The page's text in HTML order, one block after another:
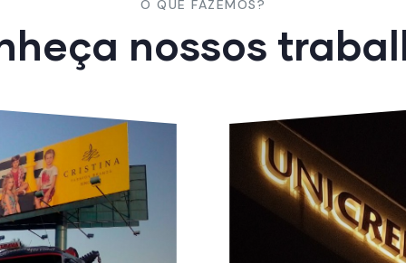
O QUE FAZEMOS?
nossos